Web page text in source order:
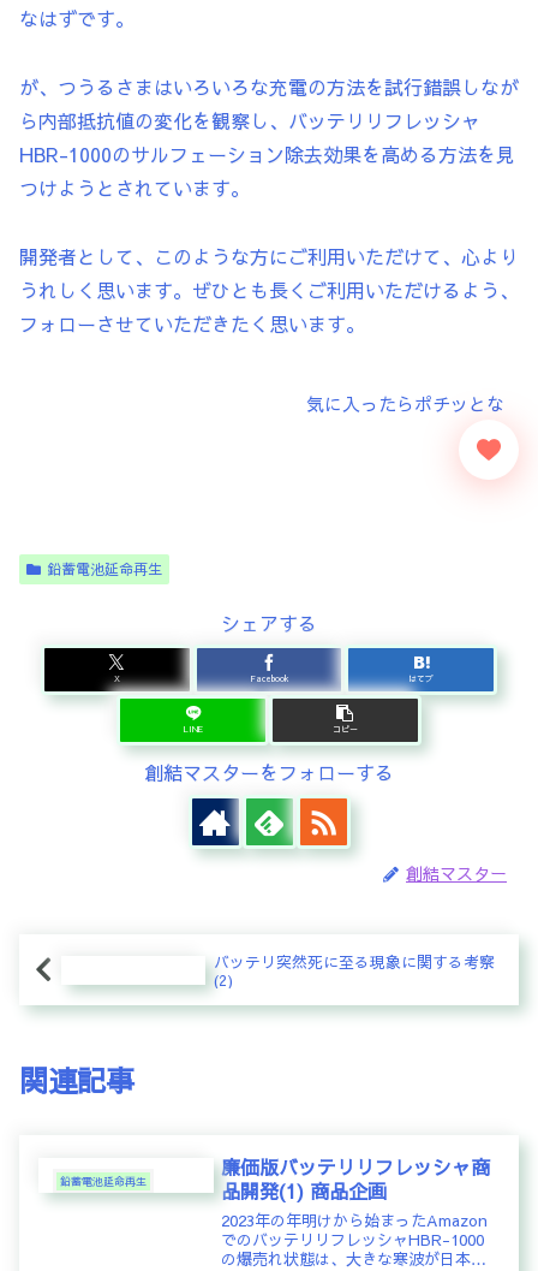
なはずです。
が、つうるさまはいろいろな充電の方法を試行錯誤しなが
ら内部抵抗値の変化を観察し、バッテリリフレッシャ
HBR-1000のサルフェーション除去効果を高める方法を見
つけようとされています。
開発者として、このような方にご利用いただけて、心より
うれしく思います。ぜひとも長くご利用いただけるよう、
フォローさせていただきたく思います。
鉛蓄電池延命再生
シェアする
X Facebook はてブ
LINE コピー
創結マスターをフォローする
創結マスター
バッテリ突然死に至る現象に関する考察
(2)
関連記事
鉛蓄電池延命再生
廉価版バッテリリフレッシャ商
品開発(1) 商品企画
2023年の年明けから始まったAmazon
でのバッテリリフレッシャHBR-1000
の爆売れ状態は、大きな寒波が日本に